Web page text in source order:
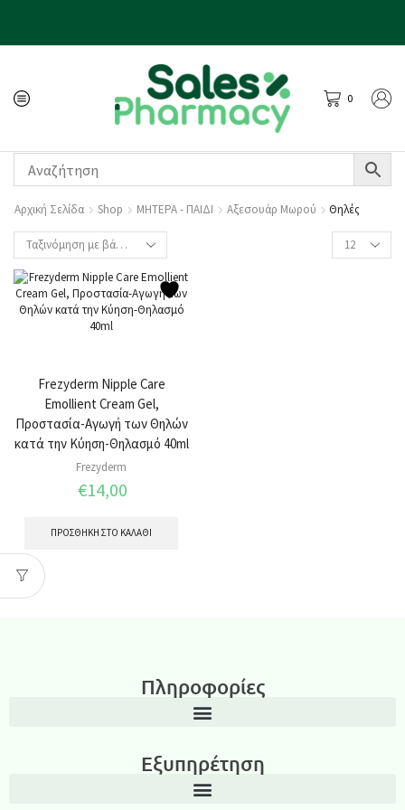
0
Αρχική Σελίδα Shop ΜΗΤΕΡΑ - ΠΑΙΔΙ Αξεσουάρ Μωρού Θηλές
Frezyderm Nipple Care
Emollient Cream Gel,
Προστασία-Αγωγή των Θηλών
κατά την Κύηση-Θηλασμό 40ml
Frezyderm
€14,00
ΠΡΟΣΘΉΚΗ ΣΤΟ ΚΑΛΆΘΙ
Πληροφορίες
Εξυπηρέτηση